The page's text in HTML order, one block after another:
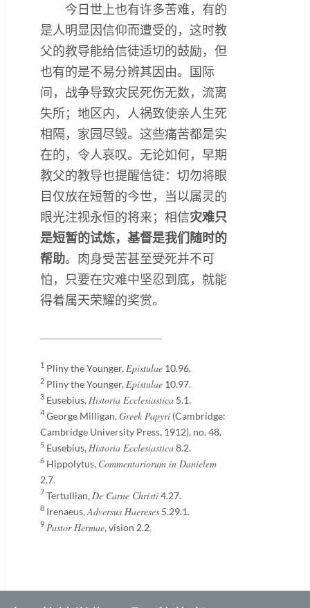
今日世上也有许多苦难，有的
是人明显因信仰而遭受的，这时教
父的教导能给信徒适切的鼓励，但
也有的是不易分辨其因由。国际
间，战争导致灾民死伤无数，流离
失所；地区内，人祸致使亲人生死
相隔，家园尽毁。这些痛苦都是实
在的，令人哀叹。无论如何，早期
教父的教导也提醒信徒：切勿将眼
目仅放在短暂的今世，当以属灵的
眼光注视永恒的将来；相信灾难只
是短暂的试炼，基督是我们随时的
帮助。肉身受苦甚至受死并不可
怕，只要在灾难中坚忍到底，就能
得着属天荣耀的奖赏。
1 Pliny the Younger, Epistulae 10.96.
2 Pliny the Younger, Epistulae 10.97.
3 Eusebius, Historia Ecclesiastica 5.1.
4 George Milligan,Greek Papyri (Cambridge:
Cambridge University Press, 1912), no. 48.
5 Eusebius, Historia Ecclesiastica8.2.
6 Hippolytus, Commentariorum in Danielem
2.7.
7 Tertullian, De Carne Christi4.27.
8 Irenaeus,Adversus Haereses 5.29.1.
9 Pastor Hermae, vision 2.2.